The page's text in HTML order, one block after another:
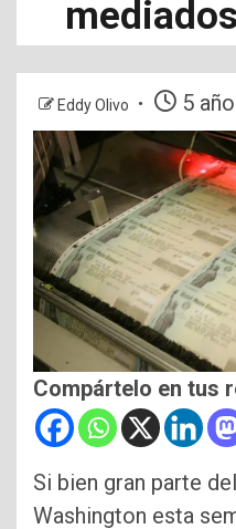
Eddy Olivo 5
Compártelo en tus
Si bien gran parte
Washington esta